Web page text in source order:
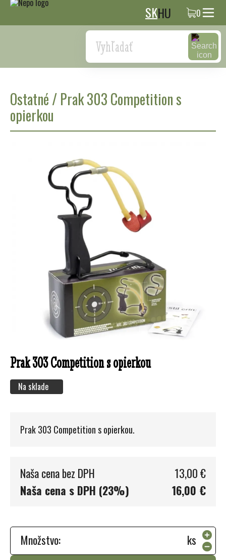
SKHU 0
Search
Ostatné/Prak 303 Competition s
opierkou
Prak 303 Competition s opierkou
Na sklade
Prak 303 Competition s opierkou.
Naša cena bez DPH
13,00 €
Naša cena s DPH (23%)
16,00 €
Množstvo:
ks